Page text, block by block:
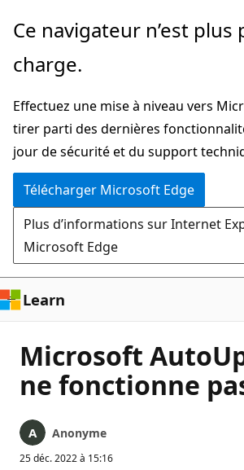
Passer
directement
au
principal
Ce navigateur n’est plus
charge.
Effectuez une mise à niveau vers
tirer parti des dernières
jour de sécurité et du support
Télécharger Microsoft Edge
Plus d’informations sur Internet
Microsoft Edge
Learn
Microsoft
ne fonctionne
Anonyme
25 déc. 2022 à 15:16